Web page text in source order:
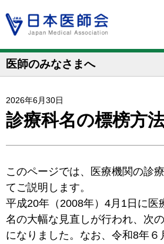
医師のみなさまへ
2026年6月30日
診療科名の標榜方
このページでは、医療機関の診
てご説明します。
平成20年（2008年）4月1日に医
名の大幅な見直しが行われ、次
になりました。なお、令和8年６